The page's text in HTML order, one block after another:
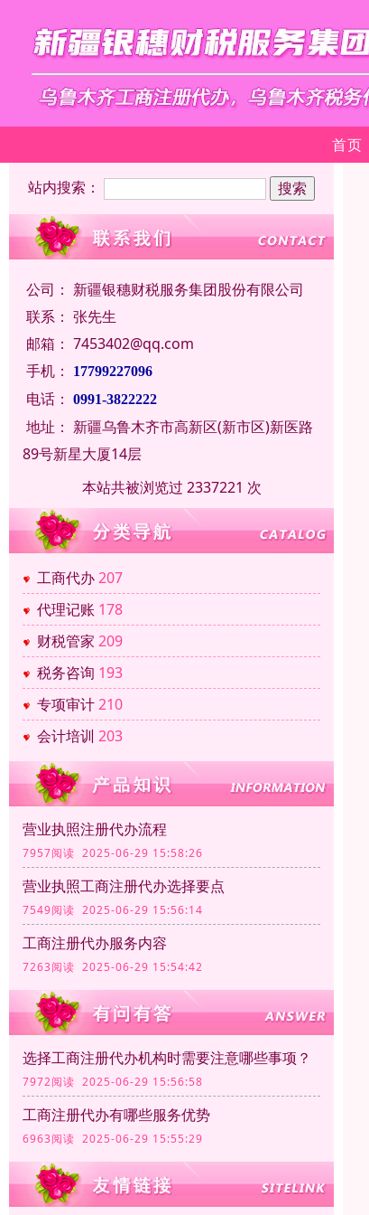
首页
站内搜索：
公司： 新疆银穗财税服务集团股份有限公司
联系： 张先生
邮箱： 7453402@qq.com
手机：
17799227096
电话： 0991-3822222
地址： 新疆乌鲁木齐市高新区(新市区)新医路
89号新星大厦14层
本站共被浏览过 2337221 次
工商代办207
代理记账 178
财税管家 209
税务咨询 193
专项审计210
会计培训 203
营业执照注册代办流程
7957阅读 2025-06-29 15:58:26
营业执照工商注册代办选择要点
7549阅读 2025-06-29 15:56:14
工商注册代办服务内容
7263阅读 2025-06-29 15:54:42
选择工商注册代办机构时需要注意哪些事项？
7972阅读 2025-06-29 15:56:58
工商注册代办有哪些服务优势
6963阅读 2025-06-29 15:55:29